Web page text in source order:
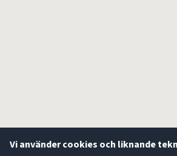
Vi använder cookies och liknande